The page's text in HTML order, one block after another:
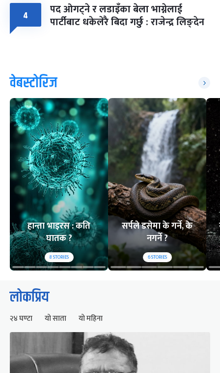
४ पद ओगट्ने र लडाइँका बेला भाग्नेलाई
पार्टीबाट धकेलेरै बिदा गर्छु : राजेन्द्र लिङ्देन
वेबस्टोरिज
हान्ता भाइरस : कति
घातक ?
8STORIES
सर्पले डसेमा के गर्ने, के
नगर्ने ?
6STORIES
लोकप्रिय
२४ घण्टा यो साता यो महिना